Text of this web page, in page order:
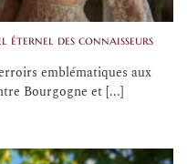
éternel des connaisseurs
emblématiques aux
Bourgogne et [...]